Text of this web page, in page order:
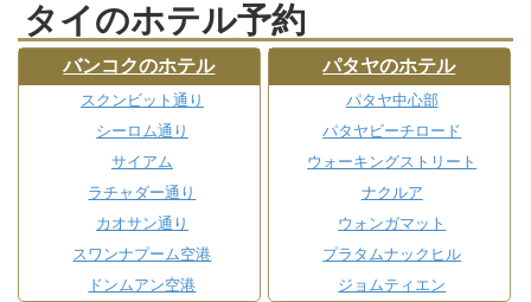
タイのホテル予約
バンコクのホテル
スクンビット通り
シーロム通り
サイアム
ラチャダー通り
カオサン通り
スワンナプーム空港
ドンムアン空港
パタヤのホテル
パタヤ中心部
パタヤビーチロード
ウォーキングストリート
ナクルア
ウォンガマット
プラタムナックヒル
ジョムティエン